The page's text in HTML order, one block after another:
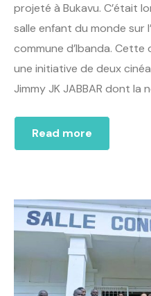
projeté à Bukavu. C’était
salle enfant du monde sur
commune d’Ibanda.
une initiative de deux
Jimmy JK JABBAR dont la
Read more